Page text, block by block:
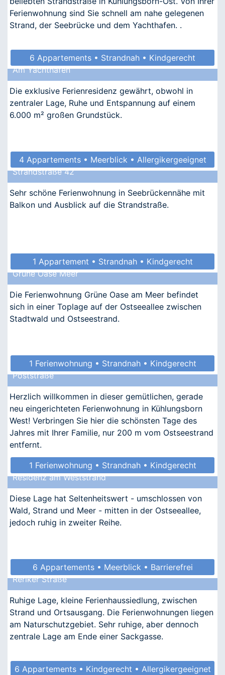
Ferienwohnung sind Sie schnell am nahe gelegenen
Strand, der Seebrücke und dem Yachthafen. .
6 Appartements • Strandnah • Kindgerecht
Am Yachthafen
Die exklusive Ferienresidenz gewährt, obwohl in
zentraler Lage, Ruhe und Entspannung auf einem
6.000 m² großen Grundstück.
4 Appartements • Meerblick • Allergikergeeignet
Strandstraße 42
Sehr schöne Ferienwohnung in Seebrückennähe mit
Balkon und Ausblick auf die Strandstraße.
1 Appartement • Strandnah • Kindgerecht
Grüne Oase Meer
Die Ferienwohnung Grüne Oase am Meer befindet
sich in einer Toplage auf der Ostseeallee zwischen
Stadtwald und Ostseestrand.
1 Ferienwohnung • Strandnah • Kindgerecht
Poststraße
Herzlich willkommen in dieser gemütlichen, gerade
neu eingerichteten Ferienwohnung in Kühlungsborn
West! Verbringen Sie hier die schönsten Tage des
Jahres mit Ihrer Familie, nur 200 m vom Ostseestrand
entfernt.
1 Ferienwohnung • Strandnah • Kindgerecht
• Allergikergeeignet
Residenz am Weststrand
Diese Lage hat Seltenheitswert - umschlossen von
Wald, Strand und Meer - mitten in der Ostseeallee,
jedoch ruhig in zweiter Reihe.
6 Appartements • Meerblick • Barrierefrei
Reriker Straße
Ruhige Lage, kleine Ferienhaussiedlung, zwischen
Strand und Ortsausgang. Die Ferienwohnungen liegen
am Naturschutzgebiet. Sehr ruhige, aber dennoch
zentrale Lage am Ende einer Sackgasse.
6 Appartements • Kindgerecht • Allergikergeeignet